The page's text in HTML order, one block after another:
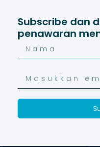
Subscribe dan
penawaran